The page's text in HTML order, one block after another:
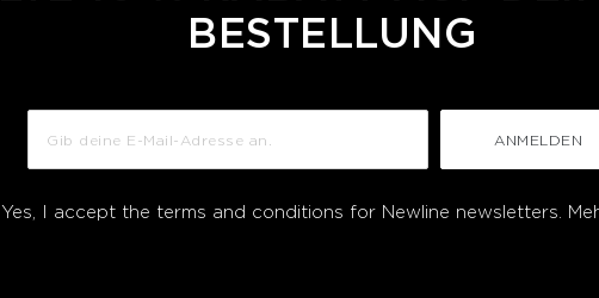
BESTELLUNG
ANMELDEN
Yes, I accept the terms and conditions for Newline newsletters.